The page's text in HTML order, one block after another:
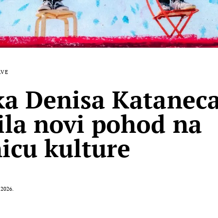
Denisa
novi pohod na
kulture